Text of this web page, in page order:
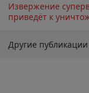
Извержение
приведёт к
Другие публикации